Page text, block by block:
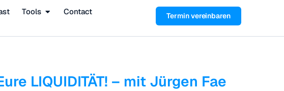
Tools Contact Termin vereinbaren
LIQUIDITÄT! – mit Jürgen Fae